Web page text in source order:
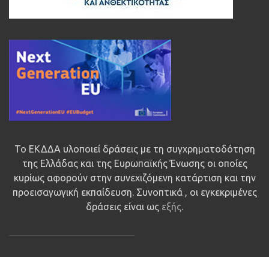
Το ΕΚΔΔΑ υλοποιεί δράσεις με τη συγχρηματοδότηση
της Ελλάδας και της Ευρωπαϊκής Ένωσης οι οποίες
κυρίως αφορούν στην συνεχιζόμενη κατάρτιση και την
προεισαγωγική εκπαίδευση. Συνοπτικά , οι εγκεκριμένες
δράσεις είναι ως εξής.